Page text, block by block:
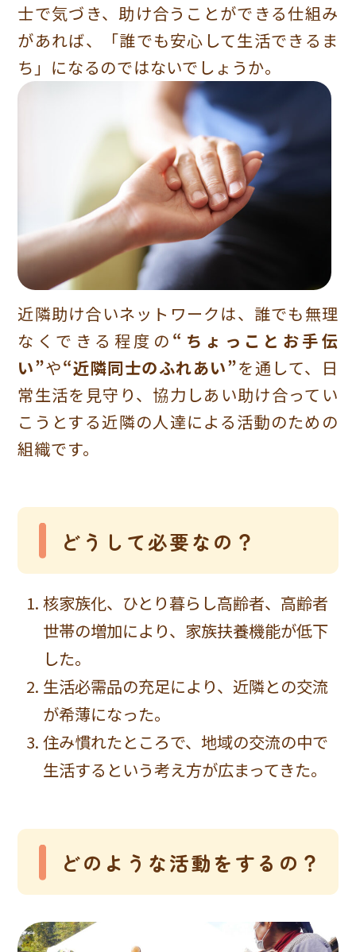
士で気づき、助け合うことができる仕組み
があれば、「誰でも安心して生活できるま
ち」になるのではないでしょうか。
近隣助け合いネットワークは、誰でも無理
なくできる程度の “ちょっことお手伝
い”や“近隣同士のふれあい”を通して、日
常生活を見守り、協力しあい助け合ってい
こうとする近隣の人達による活動のための
組織です。
どうして必要なの？
核家族化、ひとり暮らし高齢者、高齢者
世帯の増加により、家族扶養機能が低下
した。
生活必需品の充足により、近隣との交流
が希薄になった。
住み慣れたところで、地域の交流の中で
生活するという考え方が広まってきた。
どのような活動をするの？